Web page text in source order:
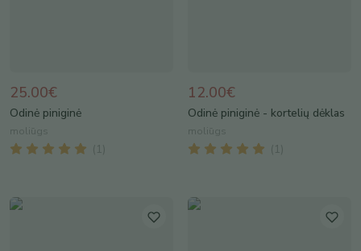
25.00€
Odinė piniginė
moliūgs
( 1
12.00€
Odinė piniginė - kortelių dėklas
moliūgs
( 1